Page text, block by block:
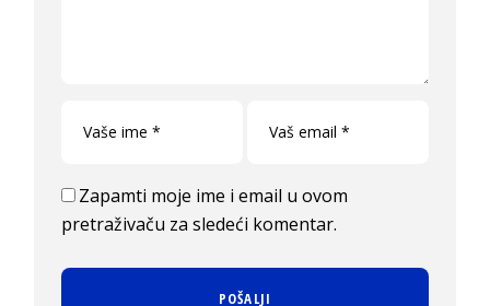
Zapamti moje ime i email u ovom
pretraživaču za sledeći komentar.